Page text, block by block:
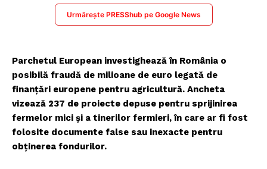
Urmărește PRESShub pe Google News
Parchetul European investighează în România o
posibilă fraudă de milioane de euro legată de
finanțări europene pentru agricultură. Ancheta
vizează 237 de proiecte depuse pentru sprijinirea
fermelor mici și a tinerilor fermieri, în care ar fi fost
folosite documente false sau inexacte pentru
obținerea fondurilor.